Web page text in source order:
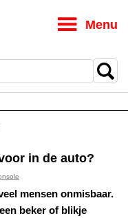
in de auto?
mensen onmisbaar.
beker of blikje